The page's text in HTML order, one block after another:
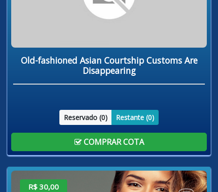
Old-fashioned Asian Courtship Customs Are
Disappearing
Reservado (0) Restante (0)
COMPRAR COTA
R$ 30,00